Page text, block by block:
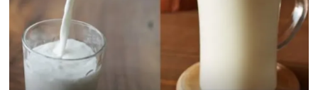
falsas
de
nudez
com
rostos
alunas